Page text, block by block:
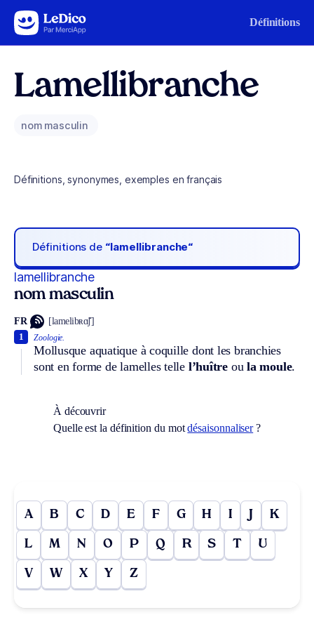
Aller au contenu Définitions
Lamellibranche
nom masculin
Définitions, synonymes, exemples en français
Définitions de “lamellibranche“
lamellibranche
nom masculin
FR [lamelibʀɑ̃ʃ]
Zoologie.
Mollusque aquatique à coquille dont les branchies
sont en forme de lamelles telle l’huître ou la moule.
1
À découvrir
Quelle est la définition du motdésaisonnaliser?
A B C D E F G H I J K
L M N O P Q R S T U
V W X Y Z